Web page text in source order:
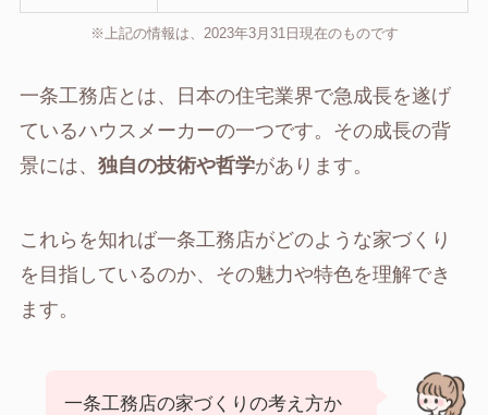
※上記の情報は、2023年3月31日現在のものです
一条工務店とは、日本の住宅業界で急成長を遂げ
ているハウスメーカーの一つです。その成長の背
景には、 独自の技術や哲学があります。
これらを知れば一条工務店がどのような家づくり
を目指しているのか、その魅力や特色を理解でき
ます。
一条工務店の家づくりの考え方か